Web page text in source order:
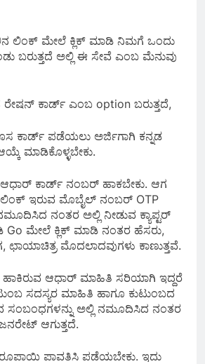
ಲಿಂಕ್‌ ಮೇಲೆ ಕ್ಲಿಕ್ ಮಾಡಿ ನಿಮಗೆ ಒಂದು
ಬರುತ್ತದೆ ಅಲ್ಲಿ ಈ ಸೇವೆ ಎಂಬ ಮೆನುವು
ಕಾರ್ಡ್ ಎಂಬ option ಬರುತ್ತದೆ,
ಕಾರ್ಡ್ ಪಡೆಯಲು ಅರ್ಜಿಗಾಗಿ ಕನ್ನಡ
ಮಾಡಿಕೊಳ್ಳಬೇಕು.
ಕಾರ್ಡ್ ನಂಬರ್ ಹಾಕಬೇಕು. ಆಗ
ಇರುವ ಮೊಬೈಲ್ ನಂಬರ್ OTP
ನಂತರ ಅಲ್ಲಿ ನೀಡುವ ಕ್ಯಾಪ್ಟರ್
ಮೇಲೆ ಕ್ಲಿಕ್ ಮಾಡಿ ನಂತರ ಹೆಸರು,
ಮೊದಲಾದವುಗಳು ಕಾಣುತ್ತವೆ.
ಹಾಕಿರುವ ಆಧಾರ್ ಮಾಹಿತಿ ಸರಿಯಾಗಿ ಇದ್ದರೆ
ಸದಸ್ಯರ ಮಾಹಿತಿ ಹಾಗೂ ಕುಟುಂಬದ
ಅಲ್ಲಿ ನಮೂದಿಸಿದ ನಂತರ
ಆಗುತ್ತದೆ.
ರೂಪಾಯಿ ಪಾವತಿಸಿ ಪಡೆಯಬೇಕು. ಇದು